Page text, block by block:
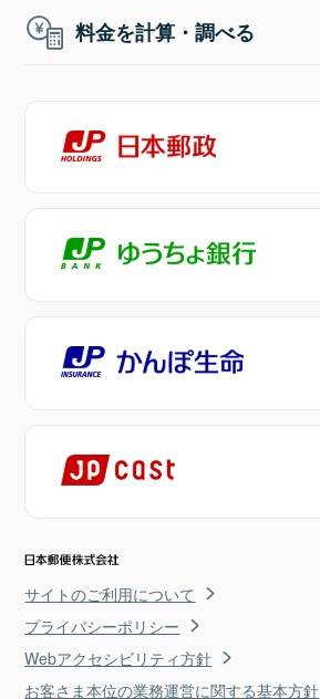
料金を計算・調べる
サイトのご利用について
プライバシーポリシー
Webアクセシビリティ方針
お客さま本位の業務運営に関する基本方針